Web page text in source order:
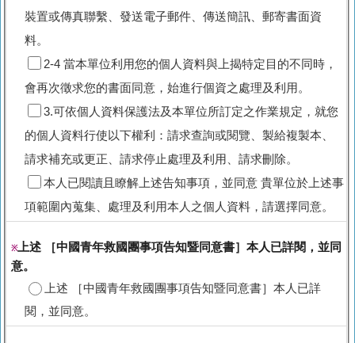
裝置或傳真聯繫、發送電子郵件、傳送簡訊、郵寄書面資
料。
2-4 當本單位利用您的個人資料與上揭特定目的不同時，
會再次徵求您的書面同意，始進行個資之處理及利用。
3.可依個人資料保護法及本單位所訂定之作業規定，就您
的個人資料行使以下權利：請求查詢或閱覽、製給複製本、
請求補充或更正、請求停止處理及利用、請求刪除。
本人已閱讀且瞭解上述告知事項，並同意 貴單位於上述事
項範圍內蒐集、處理及利用本人之個人資料，請選擇同意。
※上述 ［中國青年救國團事項告知暨同意書］本人已詳閱，並同
意。
上述 ［中國青年救國團事項告知暨同意書］本人已詳
閱，並同意。